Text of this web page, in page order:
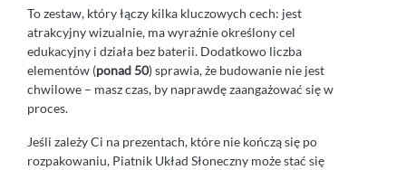
To zestaw, który łączy kilka kluczowych cech: jest
atrakcyjny wizualnie, ma wyraźnie określony cel
edukacyjny i działa bez baterii. Dodatkowo liczba
elementów (ponad 50) sprawia, że budowanie nie jest
chwilowe – masz czas, by naprawdę zaangażować się w
proces.
Jeśli zależy Ci na prezentach, które nie kończą się po
rozpakowaniu, Piatnik Układ Słoneczny może stać się